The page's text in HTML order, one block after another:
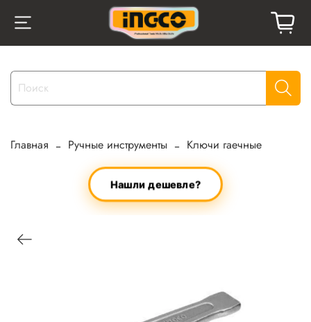
Главная Ручные инструменты Ключи гаечные
Нашли дешевле?